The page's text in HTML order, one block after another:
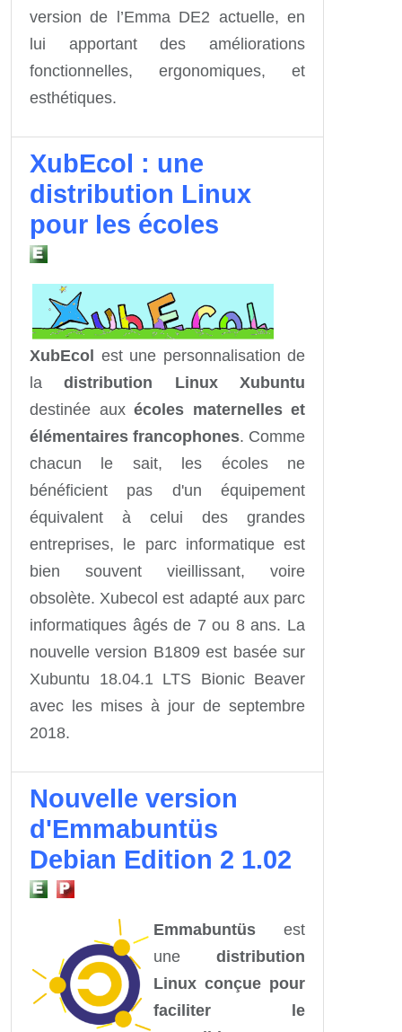
version de l’Emma DE2 actuelle, en
lui apportant des améliorations
fonctionnelles, ergonomiques, et
esthétiques.
XubEcol : une
distribution Linux
pour les écoles
XubEcol est une personnalisation de
ladistribution Linux Xubuntu
destinée aux écoles maternelles et
élémentaires francophones. Comme
chacun le sait, les écoles ne
bénéficient pas d'un équipement
équivalent à celui des grandes
entreprises, le parc informatique est
bien souvent vieillissant, voire
obsolète. Xubecol est adapté aux parc
informatiques âgés de 7 ou 8 ans. La
nouvelle version B1809 est basée sur
Xubuntu 18.04.1 LTS Bionic Beaver
avec les mises à jour de septembre
2018.
Nouvelle version
d'Emmabuntüs
Debian Edition 2 1.02
Emmabuntüs est
une distribution
Linux conçue pour
faciliter le